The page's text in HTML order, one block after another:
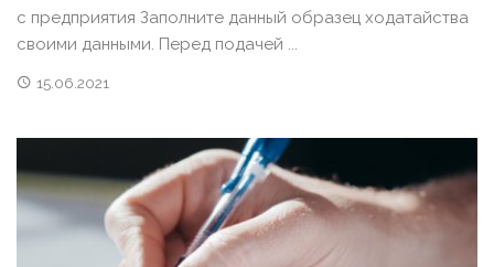
с предприятия Заполните данный образец ходатайства
своими данными. Перед подачей ...
15.06.2021